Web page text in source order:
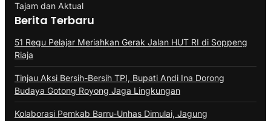
Tajam dan Aktual
Berita Terbaru
51 Regu Pelajar Meriahkan Gerak Jalan HUT RI di Soppeng
Riaja
Tinjau Aksi Bersih-Bersih TPI, Bupati Andi Ina Dorong
Budaya Gotong Royong Jaga Lingkungan
Kolaborasi Pemkab Barru-Unhas Dimulai, Jagung